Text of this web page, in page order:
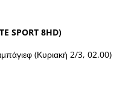
SPORT 8HD)
(Κυριακή 2/3, 02.00)